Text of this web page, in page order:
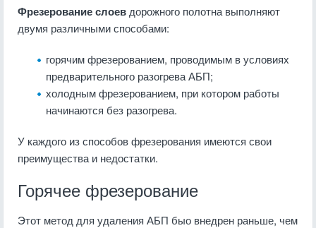
Фрезерование слоев дорожного полотна выполняют
двумя различными способами:
горячим фрезерованием, проводимым в условиях
предварительного разогрева АБП;
холодным фрезерованием, при котором работы
начинаются без разогрева.
У каждого из способов фрезерования имеются свои
преимущества и недостатки.
Горячее фрезерование
Этот метод для удаления АБП быо внедрен раньше, чем